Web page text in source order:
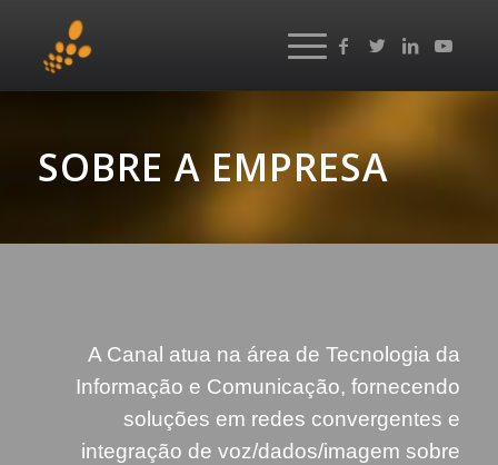
SOBRE A EMPRESA
A Canal atua na área de Tecnologia da
Informação e Comunicação, fornecendo
soluções em redes convergentes e
integração de voz/dados/imagem sobre